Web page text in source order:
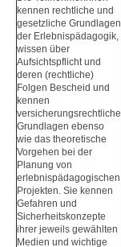
kennen rechtliche und
gesetzliche Grundlagen
der Erlebnispädagogik,
wissen über
Aufsichtspflicht und
deren (rechtliche)
Folgen Bescheid und
kennen
versicherungsrechtliche
Grundlagen ebenso
wie das theoretische
Vorgehen bei der
Planung von
erlebnispädagogischen
Projekten. Sie kennen
Gefahren und
Sicherheitskonzepte
ihrer jeweils gewählten
Medien und wichtige